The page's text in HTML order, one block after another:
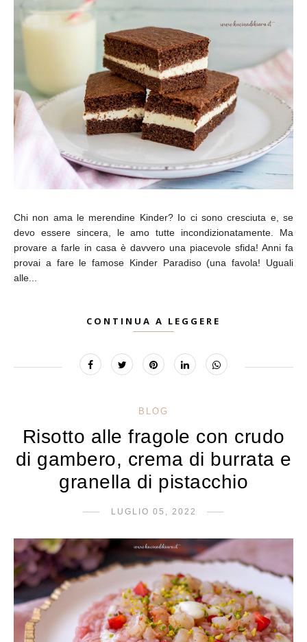
Chi non ama le merendine Kinder? Io ci sono cresciuta e, se
devo essere sincera, le amo tutte incondizionatamente. Ma
provare a farle in casa è davvero una piacevole sfida! Anni fa
provai a fare le famose Kinder Paradiso (una favola! Uguali
alle...
CONTINUA A LEGGERE
BLOG
Risotto alle fragole con crudo
di gambero, crema di burrata e
granella di pistacchio
LUGLIO 05, 2022